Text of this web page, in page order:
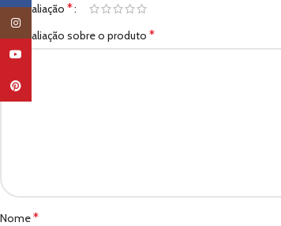
Sua avaliação *
Sua avaliação sobre o produto *
Nome*
YouTube